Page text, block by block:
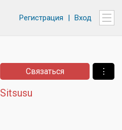
Регистрация | Вход
Sitsusu
Связаться ⋮